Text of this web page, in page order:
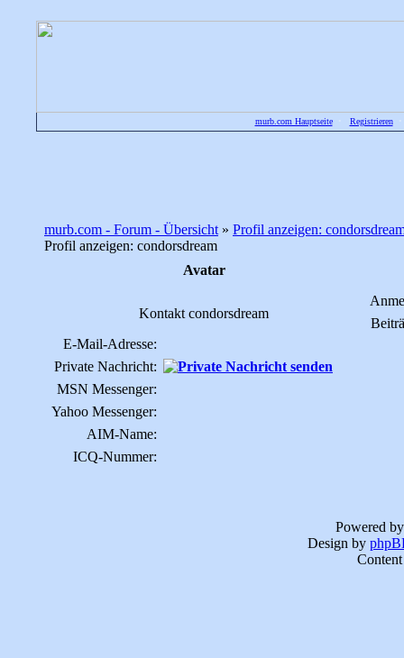
murb.com Hauptseite• Registrieren
murb.com - Forum - Übersicht » Profil anzeigen:
Profil anzeigen: condorsdream
Avatar
Kontakt condorsdream
E-Mail-Adresse:
Private Nachricht:
MSN Messenger:
Yahoo Messenger:
AIM-Name:
ICQ-Nummer:
Powered
Design by